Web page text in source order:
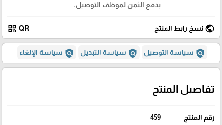
بدفع الثمن لموظف التوصيل.
public نسخ رابط المنتج QR
qr_code
policy سياسة التوصيل policy سياسة التبديل policy سياسة الإلغاء
تفاصيل المنتج
رقم المنتج 459